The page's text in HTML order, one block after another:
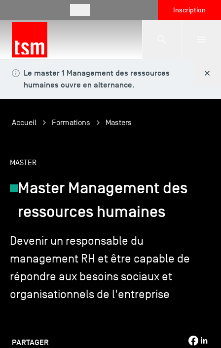
Inscription
L'école
Formations
Entreprises
International
TSM-Research
TSM Doctoral Programme
PARTAGER
Le master 1 Management des ressources
humaines ouvre en alternance.
Accueil Formations Masters
MASTER
Master Management des
ressources humaines
Devenir un responsable du
management RH et être capable de
répondre aux besoins sociaux et
organisationnels de l'entreprise